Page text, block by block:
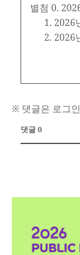
별첨 0.
1. 2026
2. 2026
※ 댓글은 로그
댓글 0